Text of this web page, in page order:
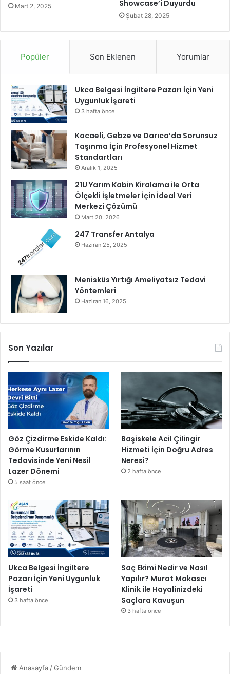
n Mart 2, 2025 Showcase’i Duyurdu
Şubat 28, 2025
Popüler Son Eklenen Yorumlar
Ukca Belgesi İngiltere Pazarı İçin Yeni
Uygunluk İşareti
3 hafta önce
Kocaeli, Gebze ve Darıca’da Sorunsuz
Taşınma İçin Profesyonel Hizmet
Standartları
Aralık 1, 2025
21U Yarım Kabin Kiralama ile Orta
Ölçekli İşletmeler İçin İdeal Veri
Merkezi Çözümü
Mart 20, 2026
247 Transfer Antalya
Haziran 25, 2025
Menisküs Yırtığı Ameliyatsız Tedavi
Yöntemleri
Haziran 16, 2025
Son Yazılar
Göz Çizdirme Eskide Kaldı:
Görme Kusurlarının
Tedavisinde Yeni Nesil
Lazer Dönemi
5 saat önce
Başiskele Acil Çilingir
Hizmeti İçin Doğru Adres
Neresi?
2 hafta önce
Ukca Belgesi İngiltere
Pazarı İçin Yeni Uygunluk
İşareti
3 hafta önce
Saç Ekimi Nedir ve Nasıl
Yapılır? Murat Makascı
Klinik ile Hayalinizdeki
Saçlara Kavuşun
3 hafta önce